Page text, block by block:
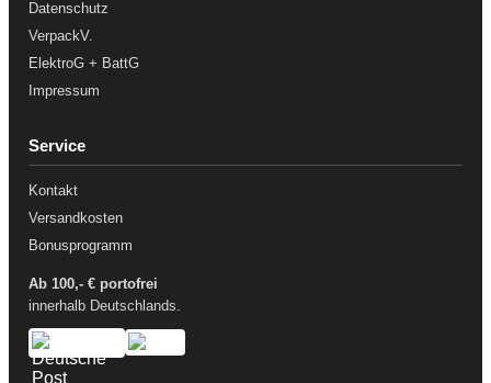
Datenschutz
VerpackV.
ElektroG + BattG
Impressum
Service
Kontakt
Versandkosten
Bonusprogramm
Ab 100,- € portofrei
innerhalb Deutschlands.